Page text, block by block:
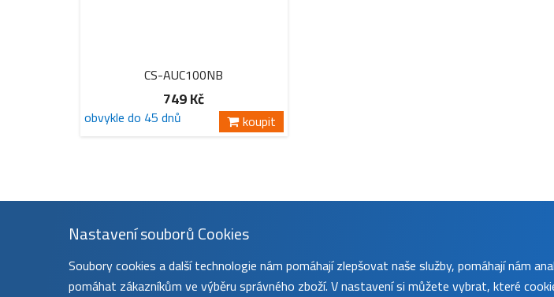
CS-AUC100NB
749 Kč
obvykle do 45 dnů koupit
Nastavení souborů Cookies
Soubory cookies a další technologie nám pomáhají zlepšovat naše služby, pomáhají nám
pomáhat zákazníkům ve výběru správného zboží. V nastavení si můžete vybrat, které